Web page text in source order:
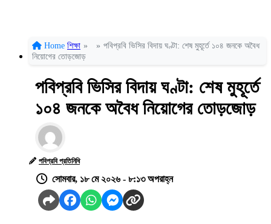
Home শিক্ষা » » পবিপ্রবি ভিসির বিদায় ঘণ্টা: শেষ মুহূর্তে ১০৪ জনকে অবৈধ
নিয়োগের তোড়জোড়
পবিপ্রবি ভিসির বিদায় ঘণ্টা: শেষ মুহূর্তে
১০৪ জনকে অবৈধ নিয়োগের তোড়জোড়
পবিপ্রবি প্রতিনিধি
সোমবার, ১৮ মে ২০২৬ - ৮:১৩ অপরাহ্ন